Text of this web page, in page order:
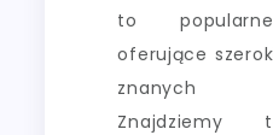
to
oferujące
znanych
Znajdziemy